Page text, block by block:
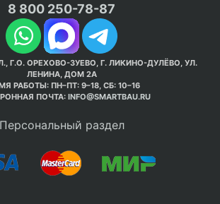
8 800 250-78-87
Г.О. ОРЕХОВО-ЗУЕВО, Г. ЛИКИНО-ДУЛЁВО, УЛ.
ЛЕНИНА, ДОМ 2А
РАБОТЫ: ПН–ПТ: 9–18, СБ: 10–16
ПОЧТА: INFO@SMARTBAU.RU
Персональный раздел